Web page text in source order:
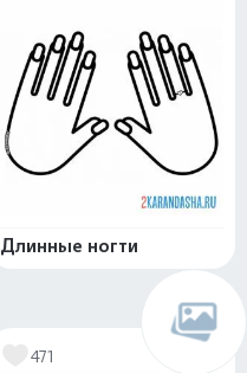
Длинные ногти
471